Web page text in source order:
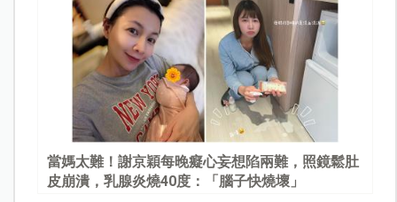
當媽太難！謝京穎每晚癡心妄想陷兩難，照鏡鬆肚
皮崩潰，乳腺炎燒40度：「腦子快燒壞」